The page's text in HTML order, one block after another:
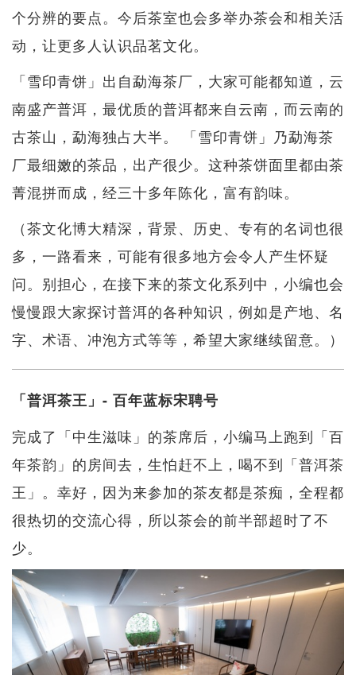
个分辨的要点。今后茶室也会多举办茶会和相关活
动，让更多人认识品茗文化。
「雪印青饼」出自勐海茶厂，大家可能都知道，云
南盛产普洱，最优质的普洱都来自云南，而云南的
古茶山，勐海独占大半。 「雪印青饼」乃勐海茶
厂最细嫩的茶品，出产很少。这种茶饼面里都由茶
菁混拼而成，经三十多年陈化，富有韵味。
（茶文化博大精深，背景、历史、专有的名词也很
多，一路看来，可能有很多地方会令人产生怀疑
问。别担心，在接下来的茶文化系列中，小编也会
慢慢跟大家探讨普洱的各种知识，例如是产地、名
字、术语、冲泡方式等等，希望大家继续留意。）
「普洱茶王」- 百年蓝标宋聘号
完成了「中生滋味」的茶席后，小编马上跑到「百
年茶韵」的房间去，生怕赶不上，喝不到「普洱茶
王」。幸好，因为来参加的茶友都是茶痴，全程都
很热切的交流心得，所以茶会的前半部超时了不
少。